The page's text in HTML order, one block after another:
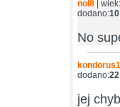
nol8 |
dodano:
No
dodano:
jej